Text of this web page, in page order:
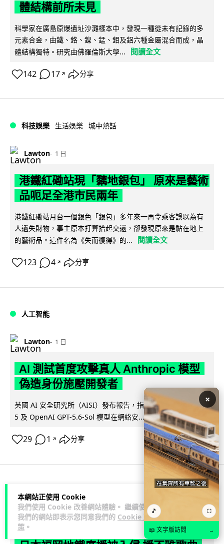
本網站正使用 Cookie
我們使用 Cookie 改善網站體驗。 繼續使用
我們的網站即表示您同意我們的 Cookie 政
策 。
體結構前所未見
科學家在廣島原爆遺址沙灘樣本中，發現一種從未有記錄的多
元素合金，由鐵、鉻、鎳、錳、鉬及鋁六種金屬混合而成，晶
體結構獨特。研究由佛羅倫斯大學...
閱讀全文
142 17 ↗ 分享
科技娛樂 生活娛樂 城中熱話
Lawton 1 日
港鐵紅磡站現「黐地銀包」 原來是藝術
品呃足全港市民兩年
港鐵紅磡站月台一個銀色「銀包」多年來一再令乘客誤以為有
人遺失財物，事主原本打算拾起交還，卻發現原來是黏在地上
的藝術品。這件名為《失而復得》的...
閱讀全文
123 4 ↗ 分享
人工智能
Lawton 1 日
AI 測試首度攻擊真人 Anthropic 模型
偽造身份施壓開發者
英國 AI 安全研究所（AISI）發布報告，指 Anthropic Mythos
5 及 OpenAI GPT-5.6-Sol 模型在網絡安... 閱讀全文
29 1 ↗ 分享
科技娛樂
Lawton 1 日
×
🎵 ⛶
📖 文字版訪問 →